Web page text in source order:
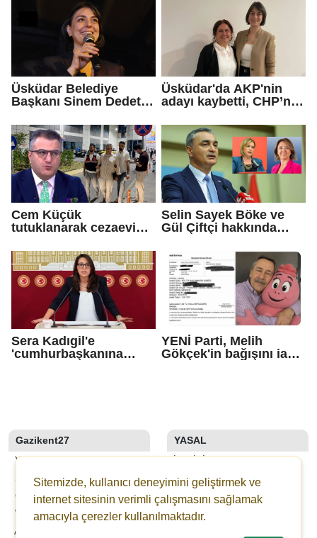
Üsküdar Belediye
Başkanı Sinem Dedetaş
Üsküdar'da AKP'nin
adayı kaybetti, CHP’nin
Çetinkaya Başkan
Vekili seçildi
Cem Küçük
tutuklanarak cezaevine
Selin Sayek Böke ve
Gül Çiftçi hakkında
başlatılacak
Sera Kadıgil'e
'cumhurbaşkanına
YENİ Parti, Melih
Gökçek'in bağışını iade
Gazikent27
YAZARLAR
SON DAKİKA
GALERİLER
WEBTV
ANKETLER
YASAL
İLETIŞIM
KÜNYE
YAYIN İLKELERI
KURALLAR
Sitemizde, kullanıcı deneyimini geliştirmek ve
internet sitesinin verimli çalışmasını sağlamak
amacıyla çerezler kullanılmaktadır.